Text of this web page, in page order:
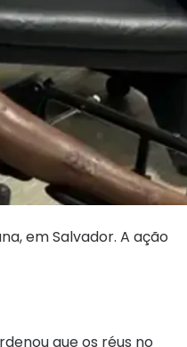
em Salvador. A ação
que os réus no